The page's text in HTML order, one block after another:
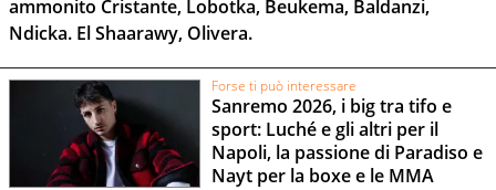
ammonito Cristante, Lobotka, Beukema, Baldanzi,
Ndicka. El Shaarawy, Olivera.
Forse ti può interessare
Sanremo 2026, i big tra tifo e
sport: Luché e gli altri per il
Napoli, la passione di Paradiso e
Nayt per la boxe e le MMA